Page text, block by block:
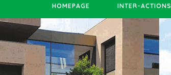
HOMEPAGE INTER-ACTIONS